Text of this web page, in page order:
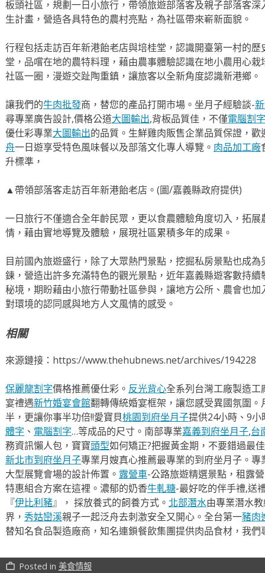
板頭社區，規劃一日小旅行，帶領旅遊部落客及親子部落客
生計畫，營造各具特色的農村亮點，為社區帶來嶄新面貌。
行程包括走訪百年新港飴老店與培桂堂，認識開臺第一村的
堂，品嚐在地的農特料理，藉由農事體驗認識在地小農用心
社區一圈，漫遊交趾陶重鎮，讓旅客以全新角度認識新港鄉。
讓我們的牛肉批發商，替您的產品打開市場。坐月子經驗談-
尋專業廣告設計,價格公道大圖輸出,背板品質佳，不僅電腦割字
優仕彩專業大圖輸出的品質。生鮮雞肉販售企業品質保證，歡
舟一日遊享受特色風味餐以及部落文化專人導覽。 肉品加工廠
升標準，
▲帶領部落客走訪百年新港飴老店。(圖/嘉義縣政府提供)
一日旅行不僅適合全年齡民眾，更以食農體驗角度切入，拓
情，藉由實地導覽及體驗，展現社區累積多年的成果。
目前國內旅遊盛行，除了大眾熱門景點，挖掘私房景點也成
鍊，營造出許多充滿特色的觀光景點，近年嘉義縣遊客數持
秘境，期盼藉由小旅行帶動社區參與，讓地方公所、農會也
對環境的認同感與地方人文風情的感受。
相關
來源鏈接：https://www.thehubnews.net/archives/194228
保麗龍割字價格推薦優仕彩。 反光背心全系列台灣工廠製造
宴禮遇新竹婚宴會館翻轉傳統婚宴框架，讓您感受異國氛圍。
半，更讓你事半功倍!!愛寶貝桃園到府坐月子提供24小時、9
體字 、 電腦割字…等成品的尺寸。南部專業嘉義到府坐月子,台
務資訊懶人包，寶寶頭型如何矯正?把握黃金期，不要錯過最
新北市到府坐月子專業月嫂真心推薦最專業的到府坐月子。專
大型展覽會場的設計佈置。 露營車-公路旅遊精選景點，租露
特惠組合方案在這裡。濃郁的奶香牛軋糖-最好吃的伴手禮,送
『伊比利豬』， 採放養式的飼養方式。 北部潛水由專業潛水
界， 秀姑巒溪親子一起泛舟去​刺激安全又開心。全台第一豬肉
替知名食品製造廠商，知名連鎖餐飲集團提供肉品食材，我
work_outline Posted in 美食情報